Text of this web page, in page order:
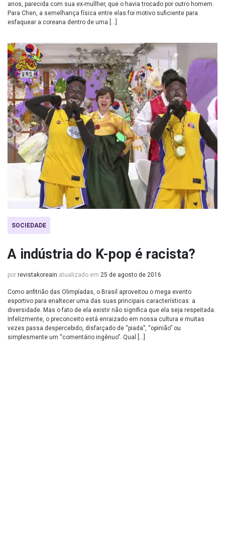
anos, parecida com sua ex-mullher, que o havia trocado por outro homem.
Para Chen, a semelhança física entre elas foi motivo suficiente para
esfaquear a coreana dentro de uma […]
SOCIEDADE
A indústria do K-pop é racista?
por revistakoreain atualizado em 25 de agosto de 2016
Como anfitrião das Olimpíadas, o Brasil aproveitou o mega evento
esportivo para enaltecer uma das suas principais características: a
diversidade. Mas o fato de ela existir não significa que ela seja respeitada.
Infelizmente, o preconceito está enraizado em nossa cultura e muitas
vezes passa despercebido, disfarçado de “piada”, “opinião” ou
simplesmente um “comentário ingênuo”. Qual […]